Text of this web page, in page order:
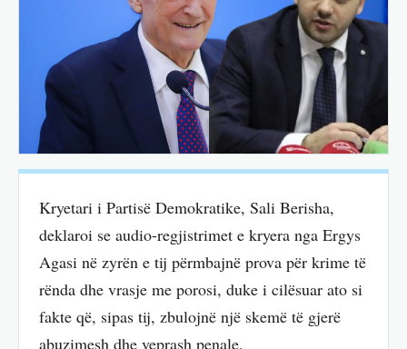
Kryetari i Partisë Demokratike, Sali Berisha,
deklaroi se audio-regjistrimet e kryera nga Ergys
Agasi në zyrën e tij përmbajnë prova për krime të
rënda dhe vrasje me porosi, duke i cilësuar ato si
fakte që, sipas tij, zbulojnë një skemë të gjerë
abuzimesh dhe veprash penale.